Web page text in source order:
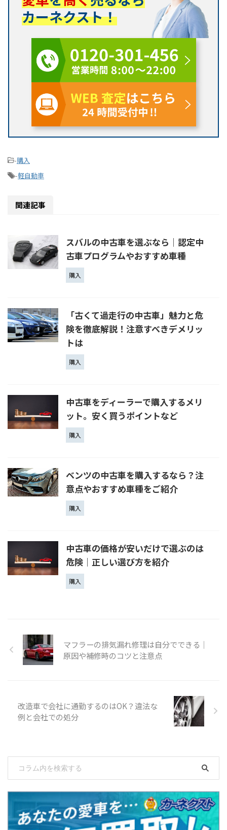
カーネクスト！
-購入
-軽自動車
関連記事
スバルの中古車を選ぶなら｜認定中
古車プログラムやおすすめ車種
購入
「古くて過走行の中古車」魅力と危
険を徹底解説！注意すべきデメリッ
トは
購入
中古車をディーラーで購入するメリ
ット。安く買うポイントなど
購入
ベンツの中古車を購入するなら？注
意点やおすすめ車種をご紹介
購入
中古車の価格が安いだけで選ぶのは
危険｜正しい選び方を紹介
購入
マフラーの排気漏れ修理は自分でできる｜
原因や補修時のコツと注意点
改造車で会社に通勤するのはOK？違法な
例と会社での処分